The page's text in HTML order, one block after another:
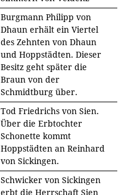
Burgmann Philipp von
Dhaun erhält ein Viertel
des Zehnten von Dhaun
und Hoppstädten. Dieser
Besitz geht später die
Braun von der
Schmidtburg über.
Tod Friedrichs von Sien.
Über die Erbtochter
Schonette kommt
Hoppstädten an Reinhard
von Sickingen.
Schwicker von Sickingen
erbt die Herrschaft Sien